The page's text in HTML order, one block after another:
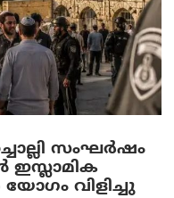
സംഘർഷം
വിളിച്ചു